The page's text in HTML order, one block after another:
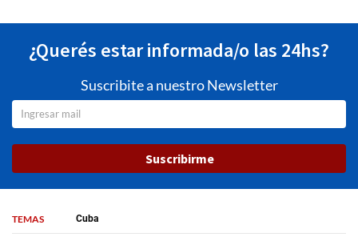
¿Querés estar informada/o las 24hs?
Suscribite a nuestro Newsletter
Suscribirme
TEMAS Cuba